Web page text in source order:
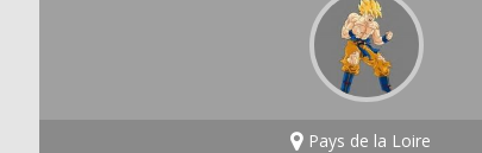
Pays de la Loire